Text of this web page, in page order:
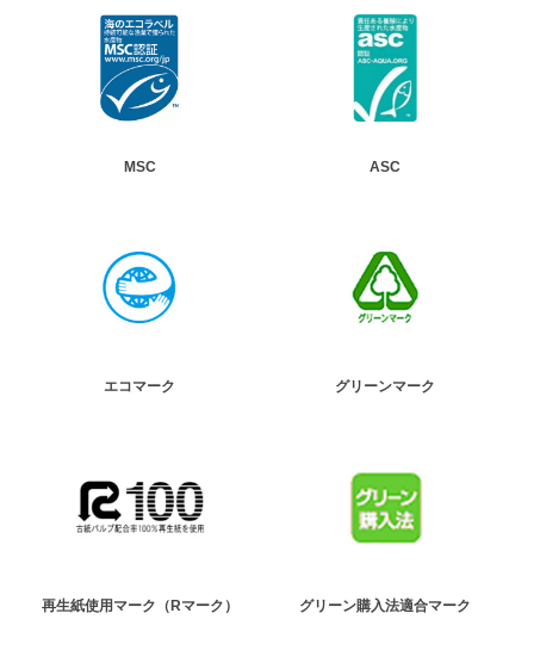
MSC ASC
エコマーク グリーンマーク
再生紙使用マーク（Rマーク） グリーン購入法適合マーク